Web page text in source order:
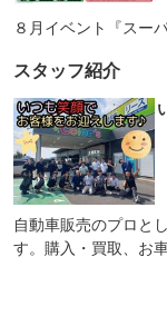
８月イベント『スー
スタッフ紹介
自動車販売のプロと
す。購入・買取、お